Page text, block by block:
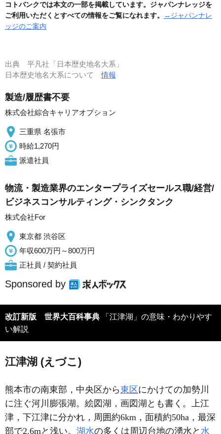
コトバンクでは本文の一部を掲載しています。ジャパンナレッジを
ご利用いただくとすべての情報をご覧になれます。
→ジャパンナレ
ッジのご案内
出典 平凡社「日本歴史地名大系」
日本歴史地名大系について情報
製造/履歴書不要
株式会社綜合キャリアオプション
三重県 名張市
時給1,270円
派遣社員
物流・製造業界のエンタープライズセールス職/経営/
ビジネスコンサルティング・シンクタンク
株式会社For
東京都 渋谷区
年収600万円～800万円
正社員 / 契約社員
Sponsored by
改訂新版 世界大百科事典
い解説
江津湖 (えづこ)
熊本市の南東部，中央区から東区 にかけての加勢川
に注ぐ河川膨張湖。絵図湖，画図湖とも書く。上江
津，下江津に分かれ，周囲約6km，面積約50ha，最深
部で2.6mと浅い。 湖水の多くは周辺台地の湧水と 水